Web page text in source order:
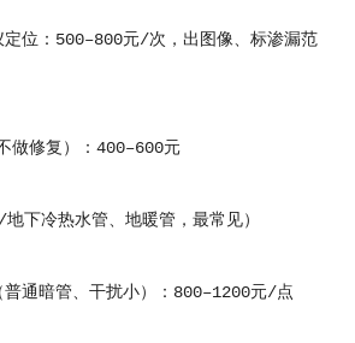
位：500–800元/次，出图像、标渗漏范
修复）：400–600元
冷热水管、地暖管，最常见）
通暗管、干扰小）：800–1200元/点